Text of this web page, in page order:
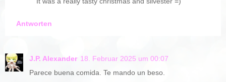
Antworten
J.P. Alexander 18. Februar 2025 um 00:07
Parece buena comida. Te mando un beso.